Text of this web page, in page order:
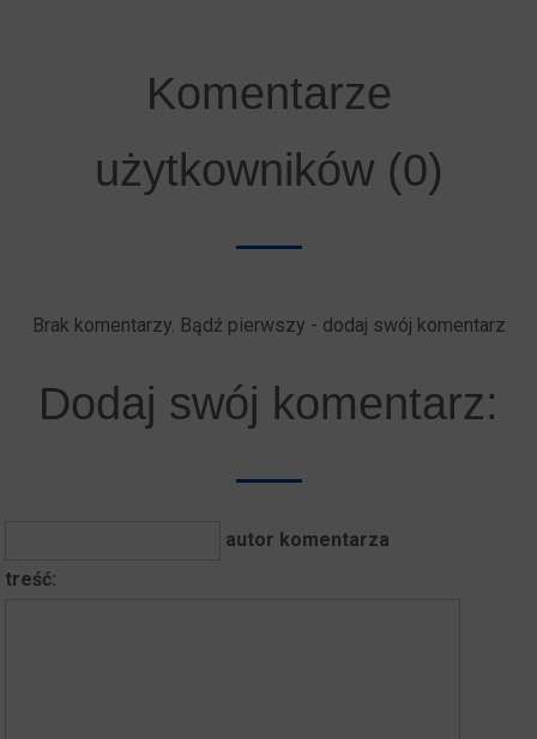
Komentarze
użytkowników (0)
Brak komentarzy. Bądź pierwszy - dodaj swój komentarz
Dodaj swój komentarz:
autor komentarza
treść: